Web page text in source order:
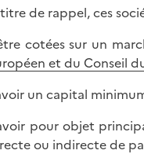
de rappel, ces
cotées sur un
et du Conseil
un capital
pour objet
ou indirecte de